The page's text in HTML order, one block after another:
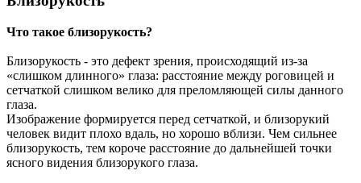
Что такое близорукость?
Близорукость - это дефект зрения, происходящий из-за
«слишком длинного» глаза: расстояние между роговицей и
сетчаткой слишком велико для преломляющей силы данного
глаза.
Изображение формируется перед сетчаткой, и близорукий
человек видит плохо вдаль, но хорошо вблизи. Чем сильнее
близорукость, тем короче расстояние до дальнейшей точки
ясного видения близорукого глаза.